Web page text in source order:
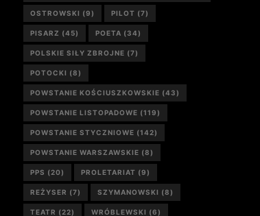
OSTROWSKI (9) PILOT (7)
PISARZ (45) POETA (34)
POLSKIE SIŁY ZBROJNE (7)
POTOCKI (8)
POWSTANIE KOŚCIUSZKOWSKIE (43)
POWSTANIE LISTOPADOWE (119)
POWSTANIE STYCZNIOWE (142)
POWSTANIE WARSZAWSKIE (8)
PPS (20) PROLETARIAT (9)
REŻYSER (7) SZYMANOWSKI (8)
TEATR (22) WRÓBLEWSKI (6)